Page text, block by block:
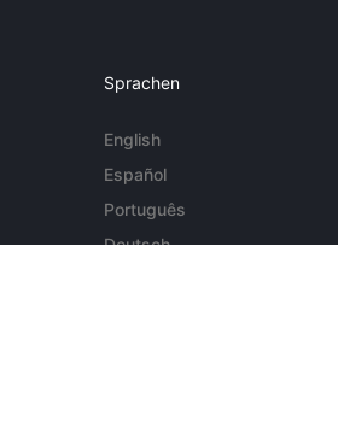
Sprachen
English
Español
Português
Deutsch